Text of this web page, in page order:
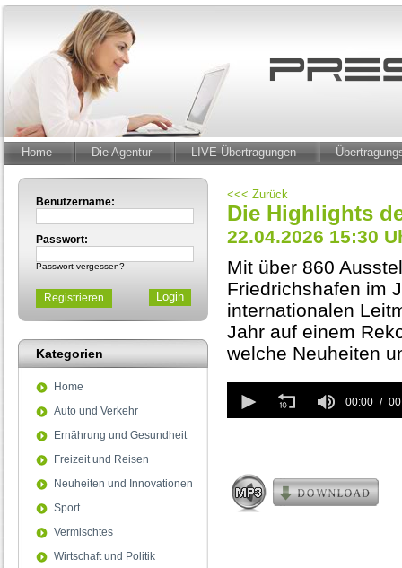
Home Die Agentur LIVE-Übertragungen
Benutzername:
Passwort:
Passwort vergessen?
Registrieren
Kategorien
Home
Auto und Verkehr
Ernährung und Gesundheit
Freizeit und Reisen
Neuheiten und Innovationen
Sport
Vermischtes
Wirtschaft und Politik
<<< Zurück
Die Highlights
22.04.2026 15:30
Mit über 860
Friedrichshafen im
internationalen
Jahr auf einem
welche Neuheiten
seconds
of
00:00